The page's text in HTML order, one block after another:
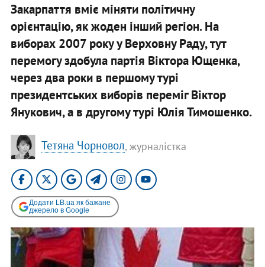
Закарпаття вміє міняти політичну
орієнтацію, як жоден інший регіон. На
виборах 2007 року у Верховну Раду, тут
перемогу здобула партія Віктора Ющенка,
через два роки в першому турі
президентських виборів переміг Віктор
Янукович, а в другому турі Юлія Тимошенко.
Тетяна Чорновол, журналістка
Додати LB.ua як бажане
джерело в Google